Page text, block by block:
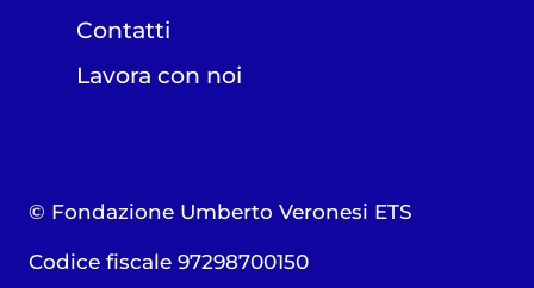
Contatti
Lavora con noi
© Fondazione Umberto Veronesi ETS
Codice fiscale 97298700150